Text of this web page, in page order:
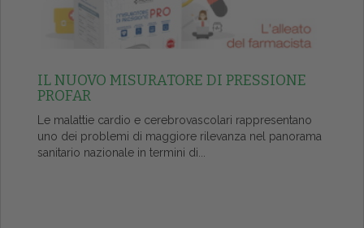
IL NUOVO MISURATORE DI PRESSIONE
PROFAR
Le malattie cardio e cerebrovascolari rappresentano
uno dei problemi di maggiore rilevanza nel panorama
sanitario nazionale in termini di...